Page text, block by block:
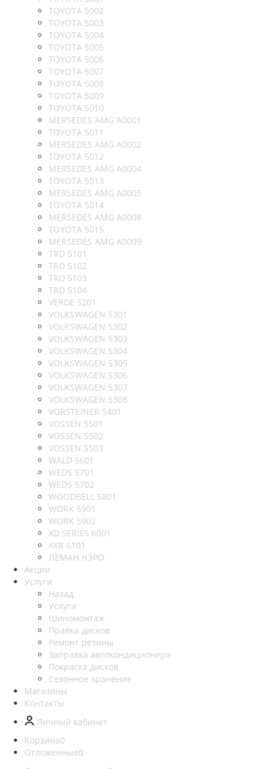
TOYOTA 5002
TOYOTA 5003
TOYOTA 5004
TOYOTA 5005
TOYOTA 5006
TOYOTA 5007
TOYOTA 5008
TOYOTA 5009
TOYOTA 5010
MERSEDES AMG A0001
TOYOTA 5011
MERSEDES AMG A0002
TOYOTA 5012
MERSEDES AMG A0004
TOYOTA 5013
MERSEDES AMG A0005
TOYOTA 5014
MERSEDES AMG A0008
TOYOTA 5015
MERSEDES AMG A0009
TRD 5101
TRD 5102
TRD 5103
TRD 5104
VERDE 5201
VOLKSWAGEN 5301
VOLKSWAGEN 5302
VOLKSWAGEN 5303
VOLKSWAGEN 5304
VOLKSWAGEN 5305
VOLKSWAGEN 5306
VOLKSWAGEN 5307
VOLKSWAGEN 5308
VORSTEINER 5401
VOSSEN 5501
VOSSEN 5502
VOSSEN 5503
WALD 5601
WEDS 5701
WEDS 5702
WOODBELL 5801
WORK 5901
WORK 5902
XD SERIES 6001
XXR 6101
ЛЕМАН НЭРО
Акции
Услуги
Назад
Услуги
Шиномонтаж
Правка дисков
Ремонт резины
Заправка автокондиционера
Покраска дисков
Сезонное хранение
Магазины
Контакты
Личный кабинет
Корзина0
Отложенные0